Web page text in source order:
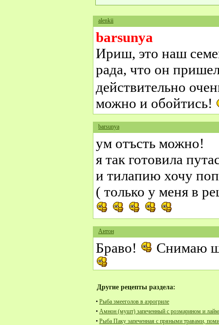
alenkii
barsunya
Ириш, это наш
рада, что он
действительно
можно и обойтись!
barsunya
ум отъсть можно!
я так готовила
и тилапию хочу
( только у меня в
Антон
Браво! Снимаю
Другие рецепты раздела:
• Рыба змееголов в аэрогриле
• Амнон (мушт) запеченный с розмарином и
• Рыба Паку запеченная с пряными травами,